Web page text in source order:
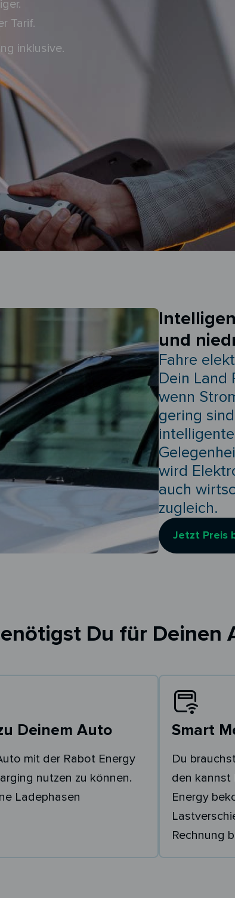
Tarif.
inklusive.
und
Fahre
Dein Land
wenn
gering
wird
auch
zugleich.
Jetzt Preis
Du für Deinen
Deinem Auto
mit der Rabot Energy
nutzen zu können.
Ladephasen
Smart
Du
den kannst
Energy
Rechnung